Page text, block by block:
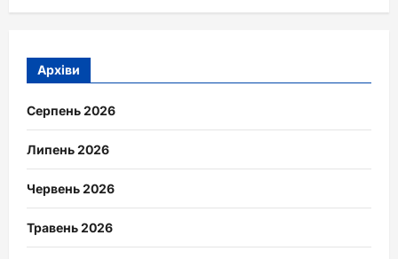
Архіви
Серпень 2026
Липень 2026
Червень 2026
Травень 2026